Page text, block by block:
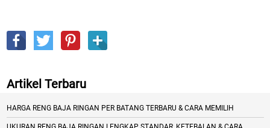
Artikel Terbaru
HARGA RENG BAJA RINGAN PER BATANG TERBARU & CARA MEMILIH